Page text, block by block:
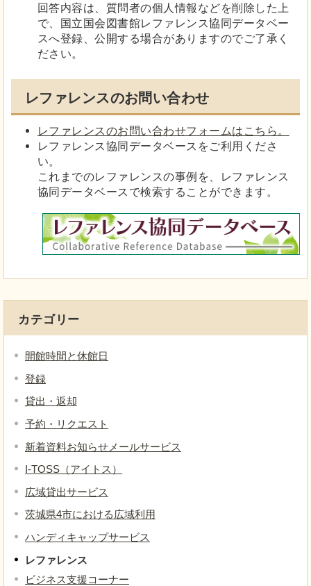
回答内容は、質問者の個人情報などを削除した上
で、国立国会図書館レファレンス協同データベー
スへ登録、公開する場合がありますのでご了承く
ださい。
レファレンスのお問い合わせ
レファレンスのお問い合わせフォームはこちら。
レファレンス協同データベースをご利用くださ
い。
これまでのレファレンスの事例を、レファレンス
協同データベースで検索することができます。
カテゴリー
開館時間と休館日
登録
貸出・返却
予約・リクエスト
新着資料お知らせメールサービス
I-TOSS（アイトス）
広域貸出サービス
茨城県4市における広域利用
ハンディキャップサービス
レファレンス
ビジネス支援コーナー